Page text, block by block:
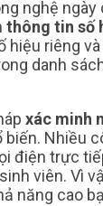
nghệ ngày
thông tin số
hiệu riêng
danh
xác minh
biến. Nhiều
điện trực
viên. Vì
năng cao